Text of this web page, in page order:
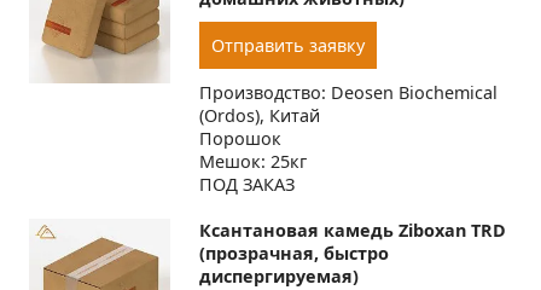
Отправить заявку
Производство: Deosen Biochemical
(Ordos), Китай
Порошок
Мешок: 25кг
ПОД ЗАКАЗ
Ксантановая камедь Ziboxan TRD
(прозрачная, быстро
диспергируемая)